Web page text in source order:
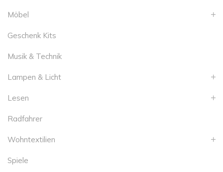
Möbel
Geschenk Kits
Musik & Technik
Lampen & Licht
Lesen
Radfahrer
Wohntextilien
Spiele